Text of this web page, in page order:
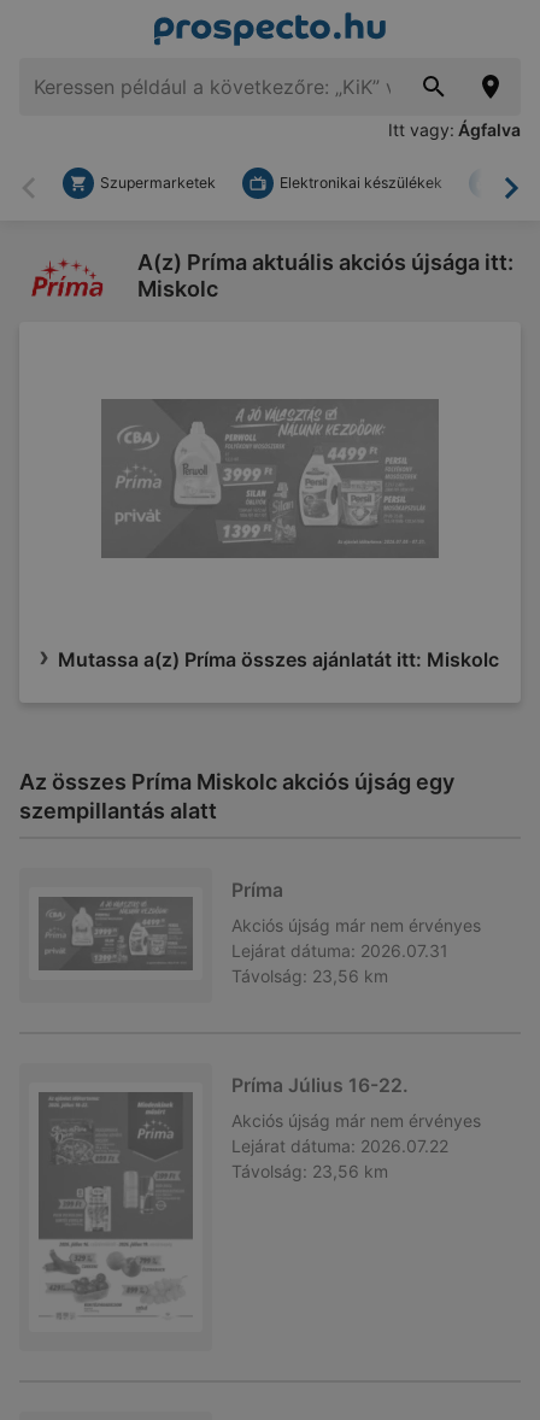
Itt vagy: Ágfalva
Vissza
Szupermarketek Elektronikai készülékek
A(z) Príma aktuális akciós újsága itt:
Miskolc
Mutassa a(z) Príma összes ajánlatát itt: Miskolc
Az összes Príma Miskolc akciós újság egy
szempillantás alatt
Príma
Akciós újság már nem érvényes
Lejárat dátuma: 2026.07.31
Távolság: 23,56 km
Príma Július 16-22.
Akciós újság már nem érvényes
Lejárat dátuma: 2026.07.22
Távolság: 23,56 km